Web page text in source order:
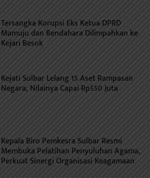
Tersangka Korupsi Eks Ketua DPRD
Mamuju dan Bendahara Dilimpahkan ke
Kejari Besok
Kejati Sulbar Lelang 15 Aset Rampasan
Negara, Nilainya Capai Rp550 Juta
Kepala Biro Pemkesra Sulbar Resmi
Membuka Pelatihan Penyuluhan Agama,
Perkuat Sinergi Organisasi Keagamaan